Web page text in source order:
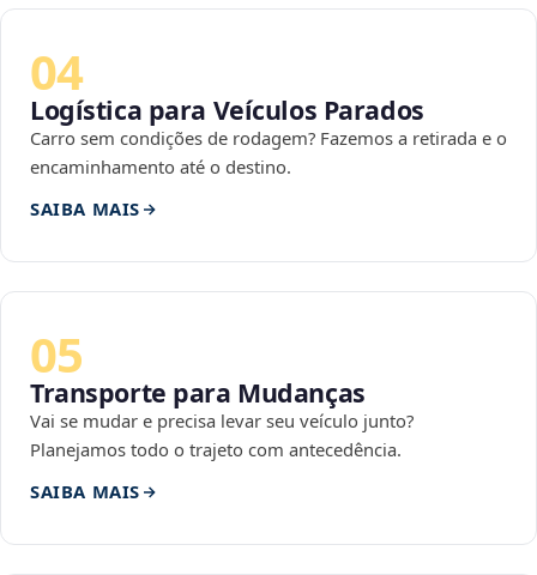
04
Logística para Veículos Parados
Carro sem condições de rodagem? Fazemos a retirada e o
encaminhamento até o destino.
SAIBA MAIS
05
Transporte para Mudanças
Vai se mudar e precisa levar seu veículo junto?
Planejamos todo o trajeto com antecedência.
SAIBA MAIS